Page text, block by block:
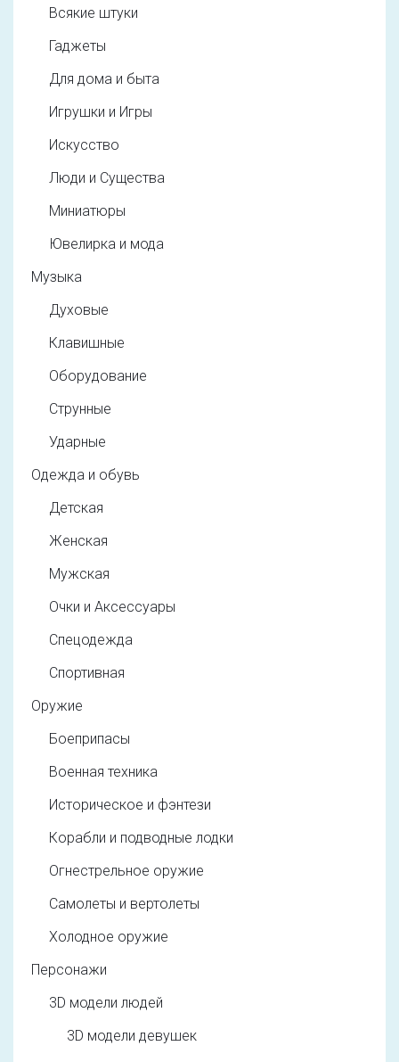
Всякие штуки
Гаджеты
Для дома и быта
Игрушки и Игры
Искусство
Люди и Существа
Миниатюры
Ювелирка и мода
Музыка
Духовые
Клавишные
Оборудование
Струнные
Ударные
Одежда и обувь
Детская
Женская
Мужская
Очки и Аксессуары
Спецодежда
Спортивная
Оружие
Боеприпасы
Военная техника
Историческое и фэнтези
Корабли и подводные лодки
Огнестрельное оружие
Самолеты и вертолеты
Холодное оружие
Персонажи
3D модели людей
3D модели девушек